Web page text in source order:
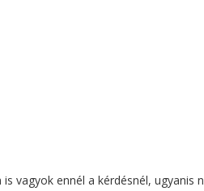
vagyok ennél a kérdésnél, ugyanis